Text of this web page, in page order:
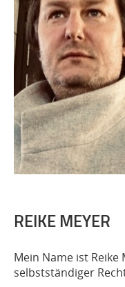
REIKE MEYER
Mein Name ist Reike
selbstständiger